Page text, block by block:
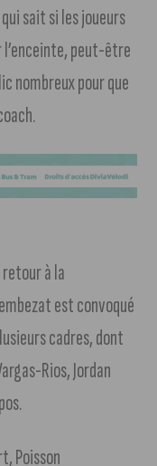
sait si les joueurs
l’enceinte, peut-être
nombreux pour que
à la
est convoqué
cadres, dont
Rios, Jordan
Poisson